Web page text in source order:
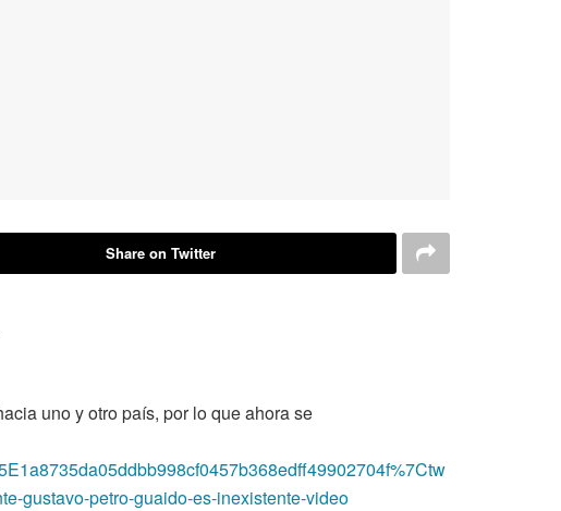
Share on Twitter
uno y otro país, por lo que ahora se
gustavo-petro-guaido-es-inexistente-video